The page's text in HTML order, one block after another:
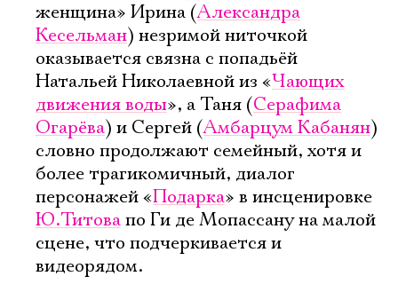
женщина» Ирина (Александра
Кесельман) незримой ниточкой
оказывается связна с попадьёй
Натальей Николаевной из «Чающих
движения воды», а Таня (Серафима
Огарёва) и Сергей (Амбарцум Кабанян)
словно продолжают семейный, хотя и
более трагикомичный, диалог
персонажей «Подарка» в инсценировке
Ю.Титовапо Ги де Мопассану на малой
сцене, что подчеркивается и
видеорядом.